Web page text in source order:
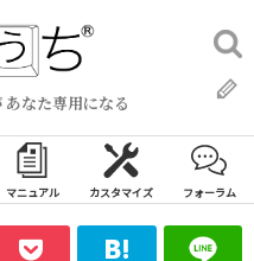
なた専用になる
検
索:
マニュアル カスタマイズ フォーラム